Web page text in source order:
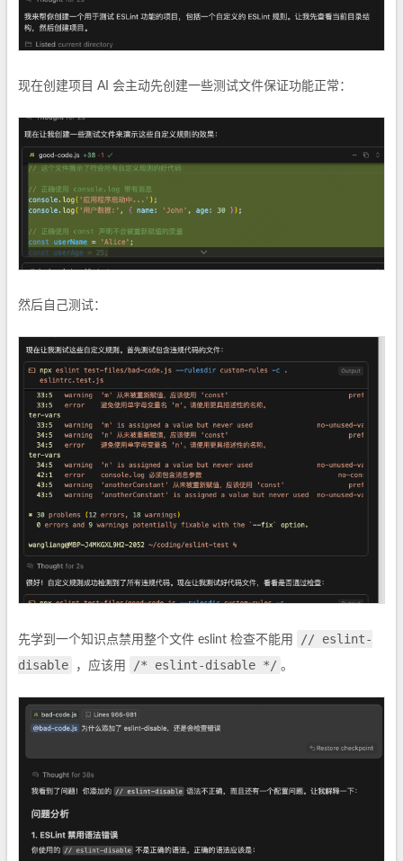
现在创建项目 AI 会主动先创建一些测试文件保证功能正常：
然后自己测试：
先学到一个知识点禁用整个文件 eslint 检查不能用
// eslint-
disable
，应该用 /* eslint-disable */ 。